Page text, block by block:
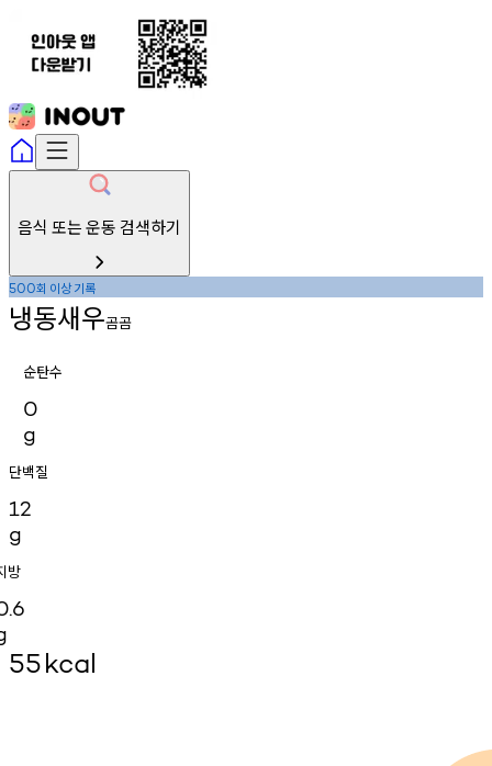
음식 또는 운동 검색하기
500회 이상기록
냉동새우곰곰
순탄수
0
g
단백질
12
g
방
55kcal